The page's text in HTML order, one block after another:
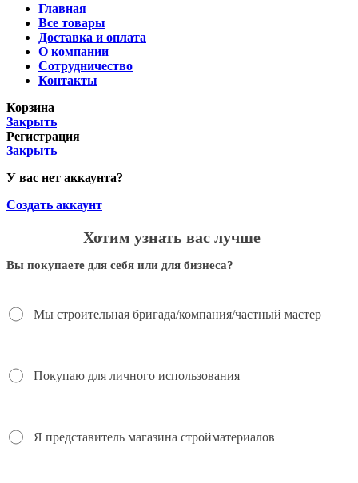
Главная
Все товары
Доставка и оплата
О компании
Сотрудничество
Контакты
Корзина
Закрыть
Регистрация
Закрыть
У вас нет аккаунта?
Создать аккаунт
Хотим узнать вас лучше
Вы покупаете для себя или для бизнеса?
Мы строительная бригада/компания/частный мастер
Покупаю для личного использования
Я представитель магазина стройматериалов